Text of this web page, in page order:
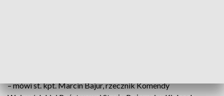
– mówi st. kpt. Marcin Bajur, rzecznik Komendy